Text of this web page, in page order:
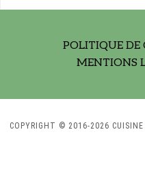
POLITIQUE DE
MENTIONS
COPYRIGHT © 2016-2026 CUISINE